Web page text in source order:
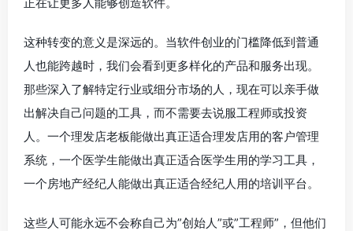
这种转变的意义是深远的。当软件创业的门槛降低到普通
人也能跨越时，我们会看到更多样化的产品和服务出现。
那些深入了解特定行业或细分市场的人，现在可以亲手做
出解决自己问题的工具，而不需要去说服工程师或投资
人。一个理发店老板能做出真正适合理发店用的客户管理
系统，一个医学生能做出真正适合医学生用的学习工具，
一个房地产经纪人能做出真正适合经纪人用的培训平台。
这些人可能永远不会称自己为”创始人”或”工程师”，但他们